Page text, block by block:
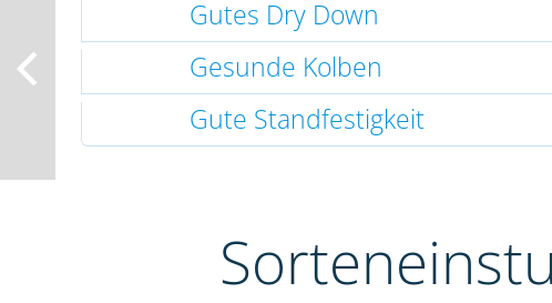
Gutes Dry Down
Gesunde Kolben
Gute Standfestigkeit